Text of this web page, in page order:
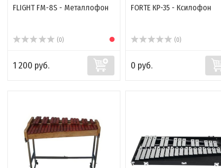
FLIGHT FM-8S - Металлофон
(0)
1 200 руб.
FORTE КР-35 - Ксилофон
(0)
0 руб.